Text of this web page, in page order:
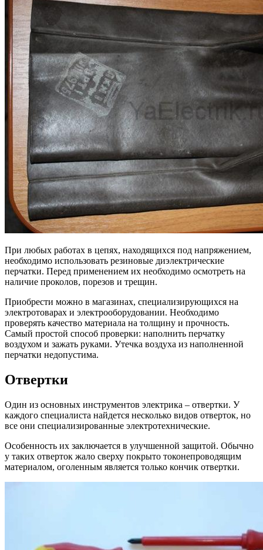
При любых работах в цепях, находящихся под напряжением,
необходимо использовать резиновые диэлектрические
перчатки. Перед применением их необходимо осмотреть на
наличие проколов, порезов и трещин.
Приобрести можно в магазинах, специализирующихся на
электротоварах и электрооборудовании. Необходимо
проверять качество материала на толщину и прочность.
Самый простой способ проверки: наполнить перчатку
воздухом и зажать руками. Утечка воздуха из наполненной
перчатки недопустима.
Отвертки
Один из основных инструментов электрика – отвертки. У
каждого специалиста найдется несколько видов отверток, но
все они специализированные электротехнические.
Особенность их заключается в улучшенной защитой. Обычно
у таких отверток жало сверху покрыто токонепроводящим
материалом, оголенным является только кончик отвертки.